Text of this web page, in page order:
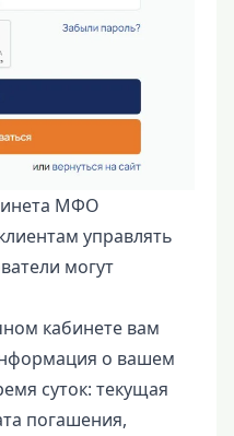
МФО
управлять
могут
кабинете вам
о вашем
суток: текущая
погашения,